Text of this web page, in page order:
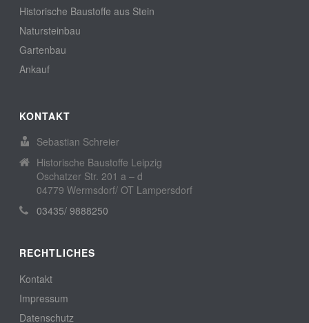
Historische Baustoffe aus Stein
Natursteinbau
Gartenbau
Ankauf
KONTAKT
Sebastian Schreier
Historische Baustoffe Leipzig
Oschatzer Str. 201 a – d
04779 Wermsdorf/ OT Lampersdorf
03435/ 9888250
RECHTLICHES
Kontakt
Impressum
Datenschutz